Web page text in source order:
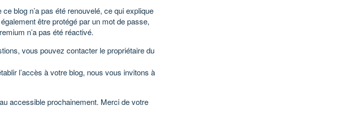
blog n’a pas été renouvelé, ce qui explique
être protégé par un mot de passe,
n’a pas été réactivé.
vous pouvez contacter le propriétaire du
l’accès à votre blog, nous vous invitons à
accessible prochainement. Merci de votre